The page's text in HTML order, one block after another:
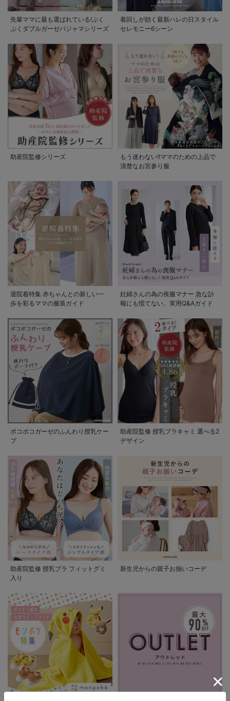
先輩ママに最も選ばれている!ぷく
ぷくダブルガーゼパジャマシリーズ
着回しが効く最新ハレの日スタイル
セレモニー6シーン
助産院監修シリーズ
もう迷わない!!ママのための上品で
清楚なお宮参り服
退院着特集 赤ちゃんとの新しい一
歩を彩るママの服装ガイド
妊婦さんの為の喪服マナー 急な訃
報にも慌てない。実用Q&Aガイド
ポコポコガーゼのふんわり授乳ケー
プ
助産院監修 授乳ブラキャミ 選べる2
デザイン
助産院監修 授乳ブラ フィットグミ
入り
新生児からの親子お揃いコーデ